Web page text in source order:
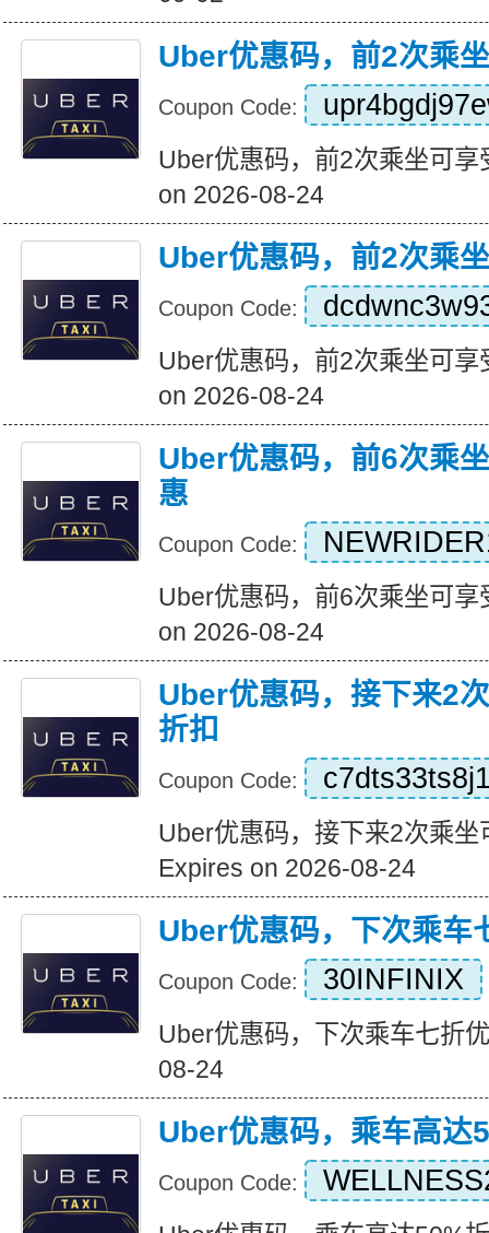
Uber优惠码，前2次乘
Coupon Code:
Uber优惠码，前2次乘坐可
on 2026-08-24
Uber优惠码，前2次乘
Coupon Code:
Uber优惠码，前2次乘坐可
on 2026-08-24
Uber优惠码，前6次乘
惠
Coupon Code:
Uber优惠码，前6次乘坐可
on 2026-08-24
Uber优惠码，接下来2
折扣
Coupon Code:
Uber优惠码，接下来2次乘坐
Expires on 2026-08-24
Uber优惠码，下次乘车
Coupon Code: 30INFINIX
Uber优惠码，下次乘车七折
08-24
Uber优惠码，乘车高达
Coupon Code: